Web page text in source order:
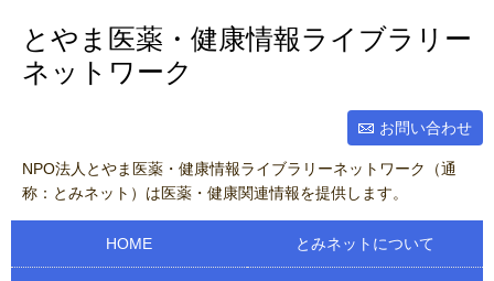
とやま医薬・健康情報ライブラリー
ネットワーク
お問い合わせ
NPO法人とやま医薬・健康情報ライブラリーネットワーク（通
称：とみネット）は医薬・健康関連情報を提供します。
HOME とみネットについて